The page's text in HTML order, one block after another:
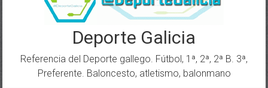
Deporte Galicia
Referencia del Deporte gallego. Fútbol, 1ª, 2ª, 2ª B. 3ª,
Preferente. Baloncesto, atletismo, balonmano